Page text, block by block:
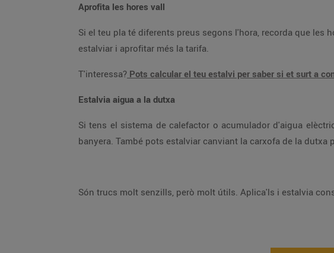
Aprofita les hores vall
Si el teu pla té diferents preus segons l'hora, recorda que les hores vall són les més econòmiques. Aprofita-les per utilitzar els aparells de màxim consum per
estalviar i aprofitar més la tarifa.
T'interessa? Pots
Estalvia aigua a la dutxa
Si tens el sistema de calefactor o acumulador d'aigua elèctric, no allarguis la dutxa més de 10 minuts perquè gastaries igual o més aigua que omplint la
Són trucs molt senzills, però molt útils.